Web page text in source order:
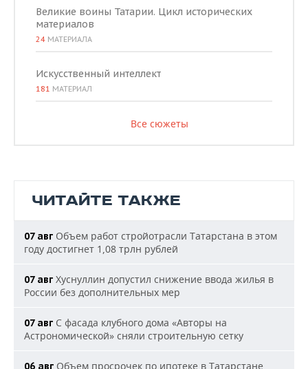
Великие воины Татарии. Цикл исторических
материалов
24 МАТЕРИАЛА
Искусственный интеллект
181 МАТЕРИАЛ
Все сюжеты
ЧИТАЙТЕ ТАКЖЕ
07 авг Объем работ стройотрасли Татарстана в этом
году достигнет 1,08 трлн рублей
07 авг Хуснуллин допустил снижение ввода жилья в
России без дополнительных мер
07 авг С фасада клубного дома «Авторы на
Астрономической» сняли строительную сетку
06 авг Объем просрочек по ипотеке в Татарстане